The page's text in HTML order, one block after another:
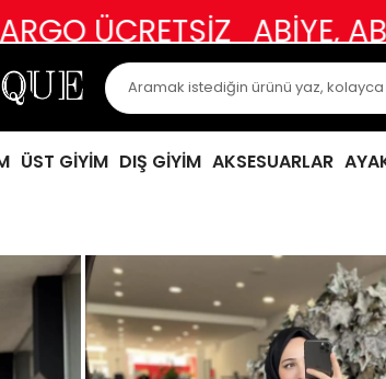
ABİYEVARİ ÜRÜNLER VE
ÜST GİYİM DIŞ GİYİM AKSESUARLAR